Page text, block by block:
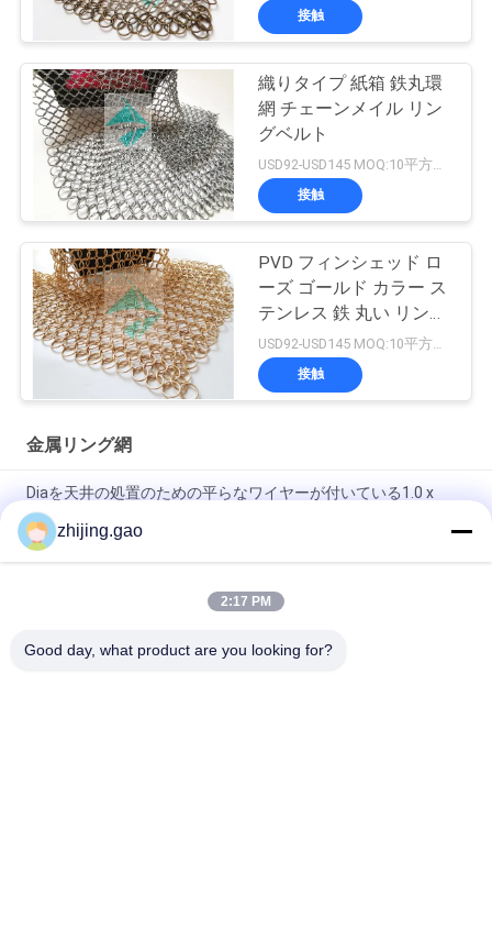
接触
織りタイプ 紙箱 鉄丸環
網 チェーンメイル リン
グベルト
接触
PVD フィンシェッド ロ
ーズ ゴールド カラー ス
テンレス 鉄 丸い リング
織り 網
接触
金属リング網
Diaを天井の処置のための平らなワイヤーが付いている1.0 x
20mm Sのホックの金属の網の飾り布鳴らして下さい
ホテルの装飾のための黄金色の溶接不鋼リング網のカーテン
ステンレス・スティール・チェーン・メール・メタル・メッシ
zhijing.gao
2:17 PM
Good day, what product are you looking for?